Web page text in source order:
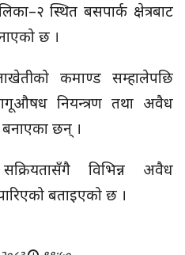
स्थित बसपार्क क्षेत्रबाट
छ ।
कमाण्ड सम्हालेपछि
नियन्त्रण तथा अवैध
बनाएका छन् ।
विभिन्न अवैध
बताइएको छ ।